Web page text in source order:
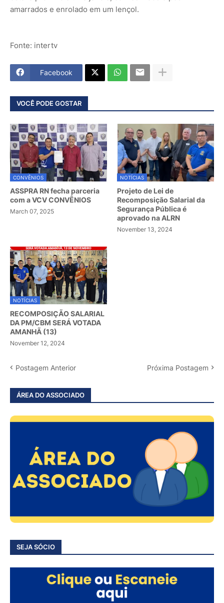
amarrados e enrolado em um lençol.
Fonte: intertv
Facebook
VOCÊ PODE GOSTAR
CONVÊNIOS
ASSPRA RN fecha parceria
com a VCV CONVÊNIOS
March 07, 2025
NOTÍCIAS
Projeto de Lei de
Recomposição Salarial da
Segurança Pública é
aprovado na ALRN
November 13, 2024
NOTÍCIAS
RECOMPOSIÇÃO SALARIAL
DA PM/CBM SERÁ VOTADA
AMANHÃ (13)
November 12, 2024
Postagem Anterior Próxima Postagem
ÁREA DO ASSOCIADO
SEJA SÓCIO